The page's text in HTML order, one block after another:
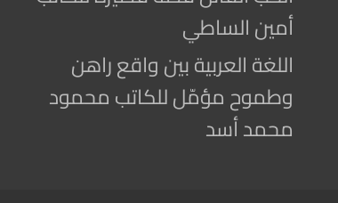
أمين الساطي
اللغة العربية بين واقع راهن
وطموح مؤمّل للكاتب محمود
محمد أسد